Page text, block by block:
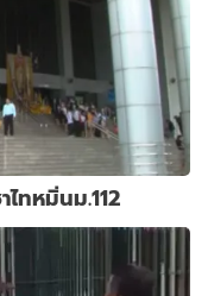
ทหมิ่นม.112